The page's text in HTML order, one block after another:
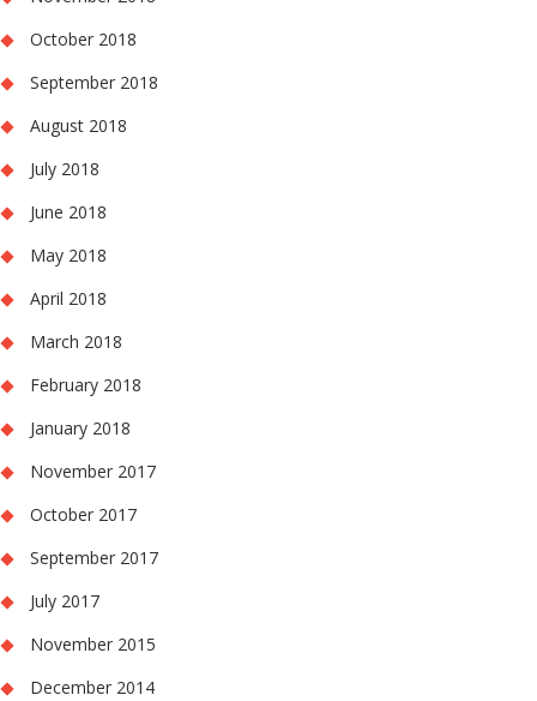
October 2018
September 2018
August 2018
July 2018
June 2018
May 2018
April 2018
March 2018
February 2018
January 2018
November 2017
October 2017
September 2017
July 2017
November 2015
December 2014